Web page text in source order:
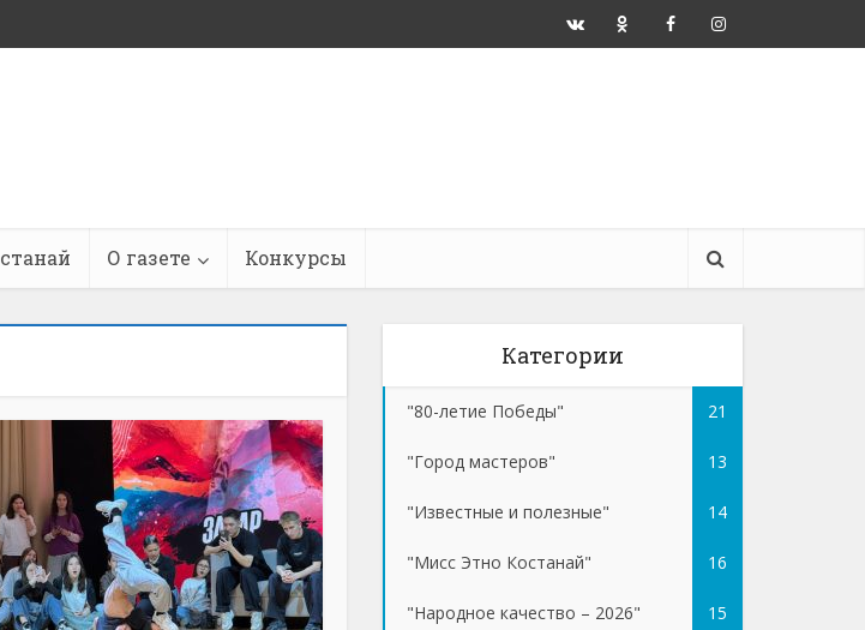
О газете Конкурсы
Категории
"80-летие Победы" 21
"Город мастеров" 13
"Известные и полезные" 14
"Мисс Этно Костанай" 16
"Народное качество – 2026" 15